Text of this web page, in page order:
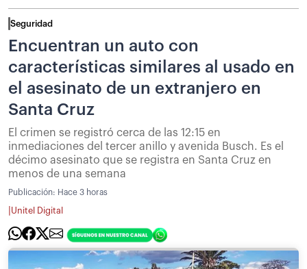
Seguridad
Encuentran un auto con
características similares al usado en
el asesinato de un extranjero en
Santa Cruz
El crimen se registró cerca de las 12:15 en
inmediaciones del tercer anillo y avenida Busch. Es el
décimo asesinato que se registra en Santa Cruz en
menos de una semana
Publicación: Hace 3 horas
Unitel Digital